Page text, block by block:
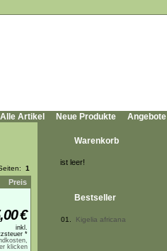
Alle Artikel Neue Produkte Angebote
1
Preis
€
inkl.
*
klicken
Warenkorb
ist leer!
Bestseller
01. Kigelia africana